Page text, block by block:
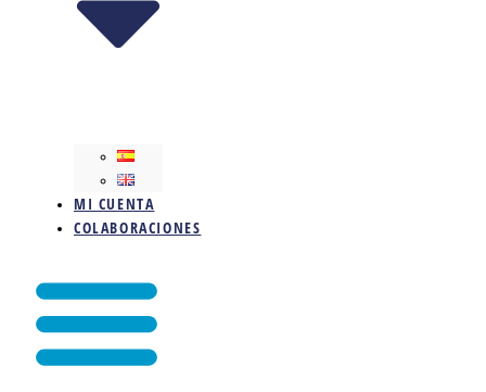
MI CUENTA
COLABORACIONES